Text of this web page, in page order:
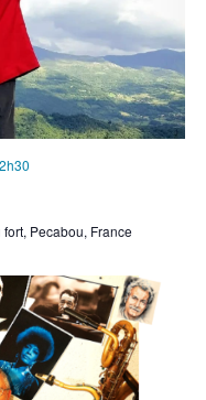
Pecabou, France